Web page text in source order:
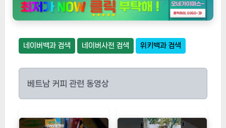
네이버백과 검색 네이버사전 검색 위키백과 검색
베트남 커피 관련 동영상